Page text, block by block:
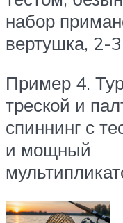
набор
вертушка, 2-
Пример 4.
треской и
спиннинг с
и мощный